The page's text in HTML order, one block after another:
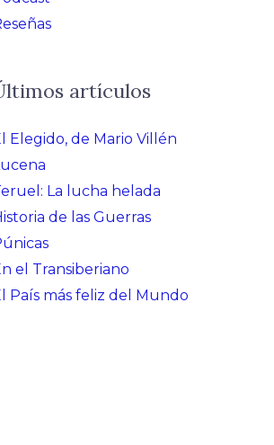
artículos
Elegido, de Mario Villén
La lucha helada
de las Guerras
el Transiberiano
País más feliz del Mundo